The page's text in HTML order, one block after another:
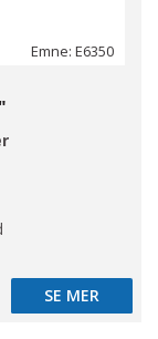
Emne: E6350
SE MER
SE MER